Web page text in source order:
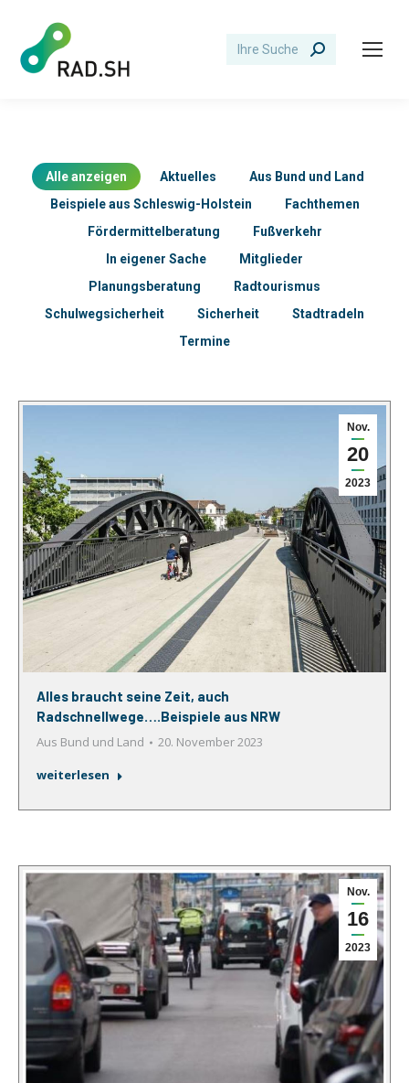
Search:
Alle anzeigen Aktuelles
Aus Bund und Land
Beispiele aus Schleswig-Holstein
Fachthemen
Fördermittelberatung
Fußverkehr
In eigener Sache
Mitglieder
Planungsberatung
Radtourismus
Schulwegsicherheit
Sicherheit
Stadtradeln
Termine
Nov.
20
2023
Alles braucht seine Zeit, auch
Radschnellwege….Beispiele aus NRW
Aus Bund und Land
20. November 2023
weiterlesen
Nov.
16
2023